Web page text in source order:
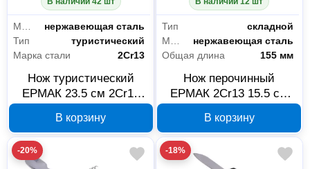
нержавеющая сталь
Тип
туристический
Марка стали
2Cr13
Нож туристический
ЕРМАК 23.5 см 2Cr13
В корзину
Тип
складной
нержавеющая сталь
Общая длина
155 мм
Нож перочинный
ЕРМАК 2Cr13 15.5 см
В корзину
-20% -18%